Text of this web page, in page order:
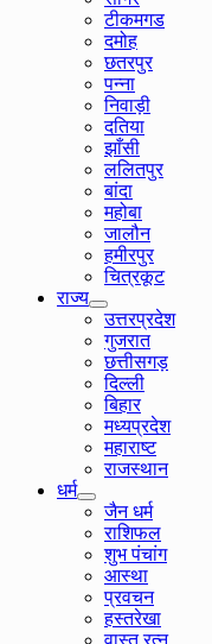
टीकमगड
दमोह
छतरपुर
पन्ना
निवाड़ी
दतिया
झाँसी
ललितपुर
बांदा
महोबा
जालौन
हमीरपुर
चित्रकूट
राज्य
उत्तरप्रदेश
गुजरात
छत्तीसगड़
दिल्ली
बिहार
मध्यप्रदेश
महाराष्ट
राजस्थान
धर्म
जैन धर्म
राशिफल
शुभ पंचांग
आस्था
प्रवचन
हस्तरेखा
वास्तु रत्न